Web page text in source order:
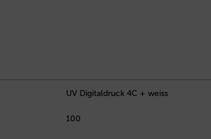
UV Digitaldruck 4C + weiss
100